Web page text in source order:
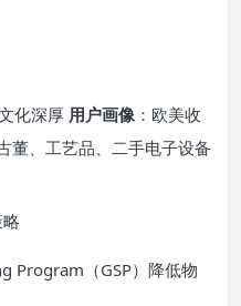
化深厚 用户画像：欧美收
董、工艺品、二手电子设备
Program（GSP）降低物